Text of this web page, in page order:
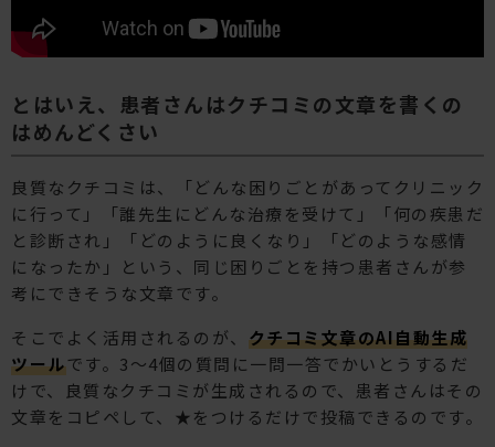
とはいえ、患者さんはクチコミの文章を書くの
はめんどくさい
良質なクチコミは、「どんな困りごとがあってクリニック
に行って」「誰先生にどんな治療を受けて」「何の疾患だ
と診断され」「どのように良くなり」「どのような感情
になったか」という、同じ困りごとを持つ患者さんが参
考にできそうな文章です。
そこでよく活用されるのが、 クチコミ文章のAI自動生成
ツールです。3〜4個の質問に一問一答でかいとうするだ
けで、良質なクチコミが生成されるので、患者さんはその
文章をコピペして、★をつけるだけで投稿できるのです。